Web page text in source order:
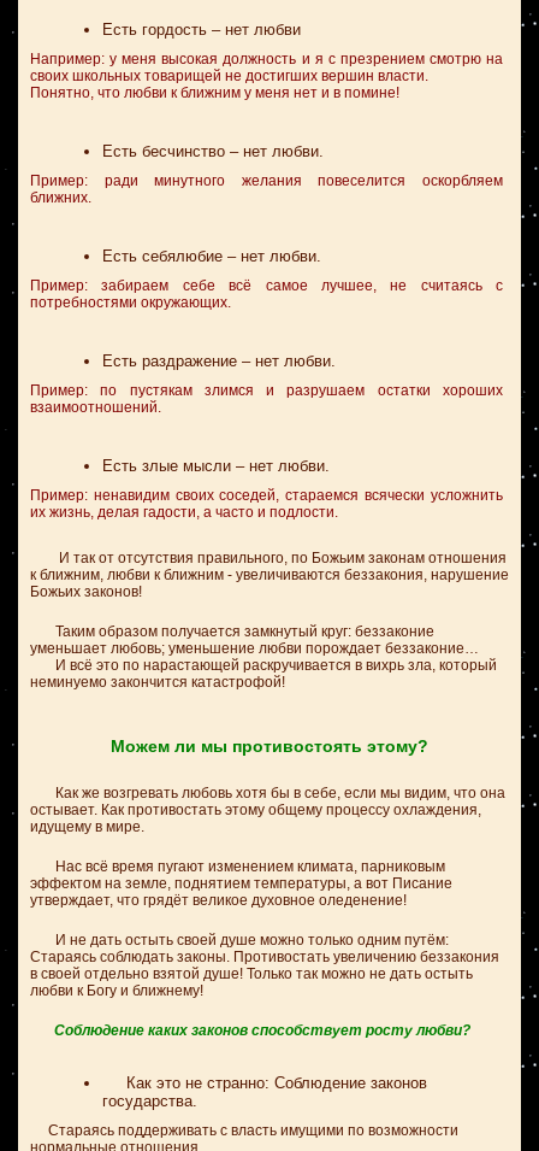
Есть гордость – нет любви
Например: у меня высокая должность и я с презрением смотрю на
своих школьных товарищей не достигших вершин власти.
Понятно, что любви к ближним у меня нет и в помине!
Есть бесчинство – нет любви.
Пример: ради минутного желания повеселится оскорбляем
ближних.
Есть себялюбие – нет любви.
Пример: забираем себе всё самое лучшее, не считаясь с
потребностями окружающих.
Есть раздражение – нет любви.
Пример: по пустякам злимся и разрушаем остатки хороших
взаимоотношений.
Есть злые мысли – нет любви.
Пример: ненавидим своих соседей, стараемся всячески усложнить
их жизнь, делая гадости, а часто и подлости.
И так от отсутствия правильного, по Божьим законам отношения
к ближним, любви к ближним - увеличиваются беззакония, нарушение
Божьих законов!
Таким образом получается замкнутый круг: беззаконие
уменьшает любовь; уменьшение любви порождает беззаконие…
И всё это по нарастающей раскручивается в вихрь зла, который
неминуемо закончится катастрофой!
Можем ли мы противостоять этому?
Как же возгревать любовь хотя бы в себе, если мы видим, что она
остывает. Как противостать этому общему процессу охлаждения,
идущему в мире.
Нас всё время пугают изменением климата, парниковым
эффектом на земле, поднятием температуры, а вот Писание
утверждает, что грядёт великое духовное оледенение!
И не дать остыть своей душе можно только одним путём:
Стараясь соблюдать законы. Противостать увеличению беззакония
в своей отдельно взятой душе! Только так можно не дать остыть
любви к Богу и ближнему!
Соблюдение каких законов способствует росту любви?
Как это не странно: Соблюдение законов
государства.
Стараясь поддерживать с власть имущими по возможности
нормальные отношения.